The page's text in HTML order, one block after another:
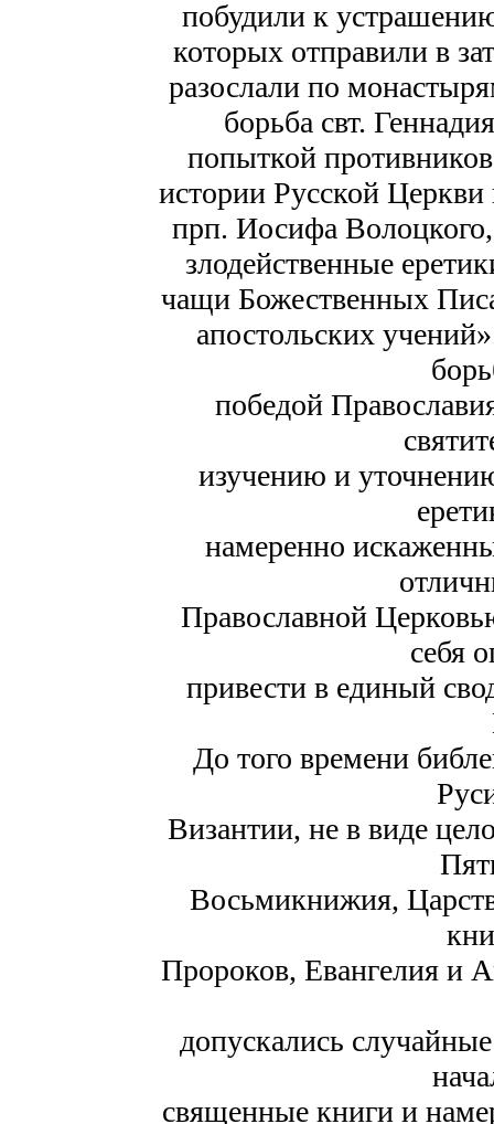
побудили к
которых отправили в
разослали по
борьба свт.
попыткой
истории Русской Церкви
прп. Иосифа
злодейственные
чащи Божественных
апостольских
победой
изучению и
намеренно
Православной
себя
привести в единый
До того времени
Византии, не в виде
Восьмикнижия,
Пророков, Евангелия и
допускались
священные книги и